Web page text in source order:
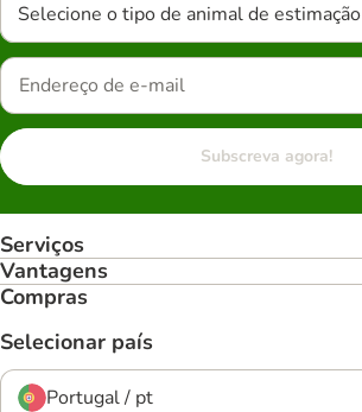
Selecione o tipo de animal de estimação
Subscreva agora!
Serviços
Vantagens
Compras
Selecionar país
Portugal / pt